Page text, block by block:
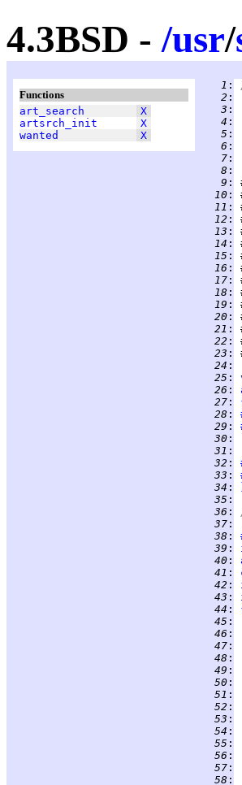
4.3BSD -/usr/
Functions
art_search
X
artsrch_init
X
wanted
X
   1
:
   2
:
   3
:
   4
:
   5
:
   6
:
   7
:
   8
:
   9
:
  10
:
  11
:
  12
:
  13
:
  14
:
  15
:
  16
:
  17
:
  18
:
  19
:
  20
:
  21
:
  22
:
  23
:
  24
:
  25
:
  26
:
  27
:
  28
:
  29
:
  30
:
  31
:
  32
:
  33
:
  34
:
  35
:
  36
:
  37
:
  38
:
  39
:
  40
:
  41
:
  42
:
  43
:
  44
:
  45
:
  46
:
  47
:
  48
:
  49
:
  50
:
  51
:
  52
:
  53
:
  54
:
  55
:
  56
:
  57
:
  58
: